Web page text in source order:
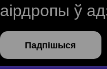
аірдропы ў
Падпішыся